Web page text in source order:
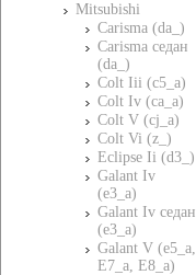
Mitsubishi
Carisma (da_)
Carisma седан
(da_)
Colt Iii (c5_a)
Colt Iv (ca_a)
Colt V (cj_a)
Colt Vi (z_)
Eclipse Ii (d3_)
Galant Iv
(e3_a)
Galant Iv седан
(e3_a)
Galant V (e5_a,
E7_a, E8_a)